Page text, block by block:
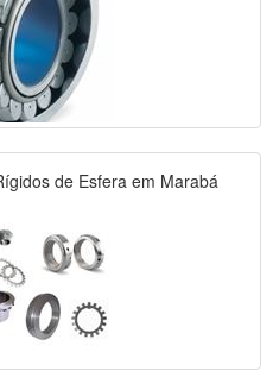
de Esfera em Marabá